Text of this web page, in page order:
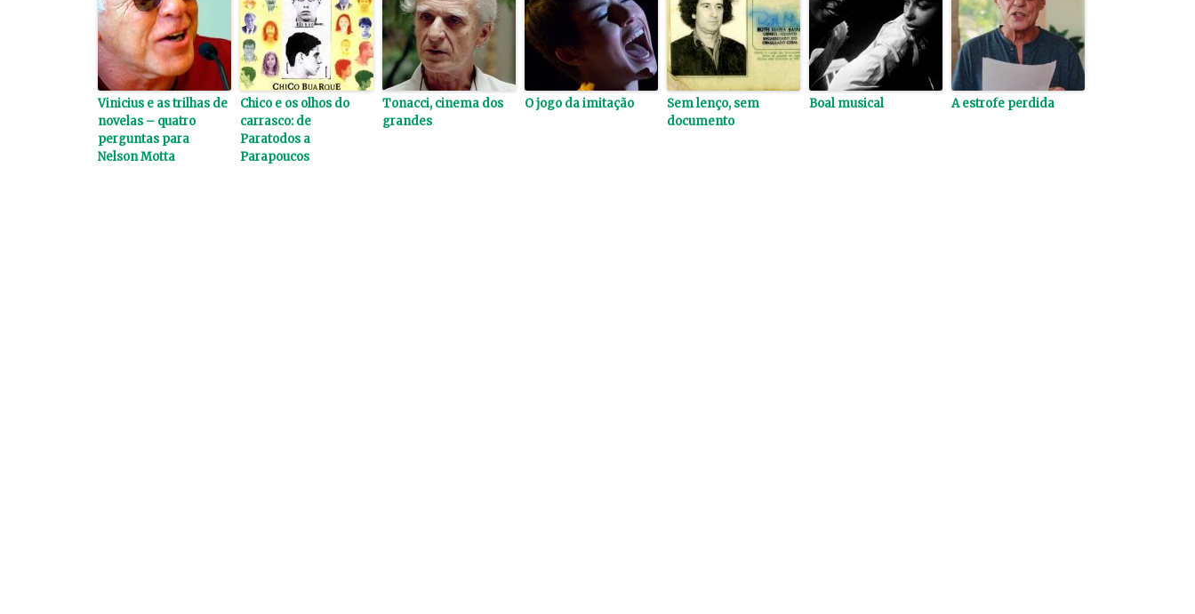
Vinicius e as trilhas de
novelas – quatro
perguntas para
Nelson Motta
Chico e os olhos do
carrasco: de
Paratodos a
Parapoucos
Tonacci, cinema dos
grandes
O jogo da imitação
Sem lenço, sem
documento
Boal musical A estrofe perdida